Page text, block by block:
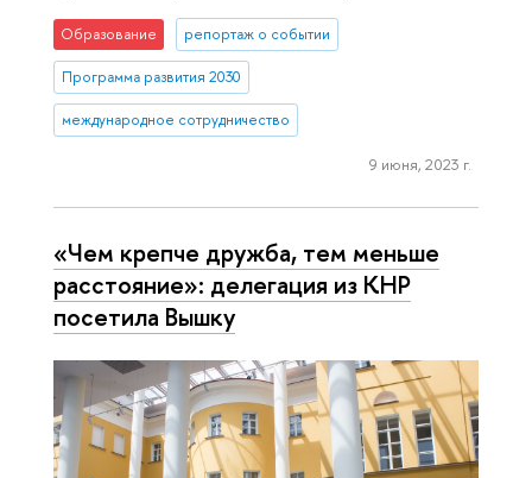
Образование репортаж о событии
Программа развития 2030
международное сотрудничество
9 июня, 2023 г.
«Чем крепче дружба, тем меньше
расстояние»: делегация из КНР
посетила Вышку